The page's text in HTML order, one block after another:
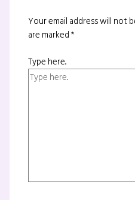
Your email address will not
are marked*
Type here..